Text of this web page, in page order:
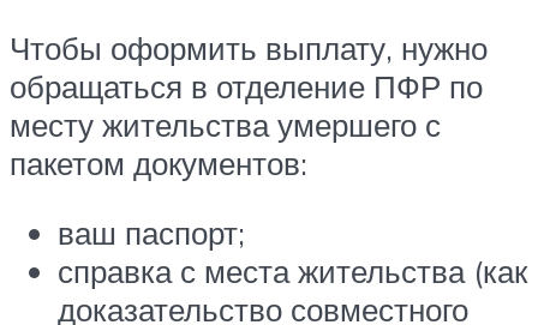
Чтобы оформить выплату, нужно
обращаться в отделение ПФР по
месту жительства умершего с
пакетом документов:
ваш паспорт;
справка с места жительства (как
доказательство совместного